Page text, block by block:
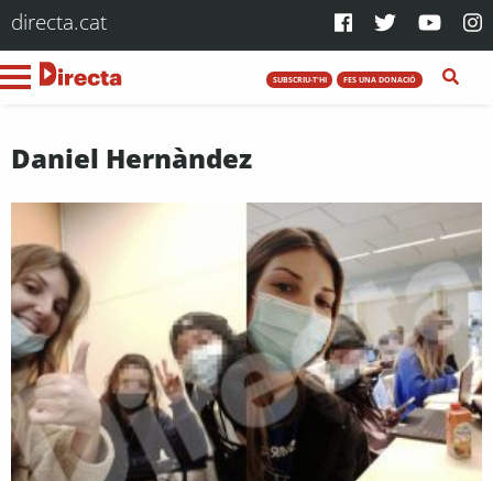
directa.cat
SUBSCRIU-T'HI FES UNA DONACIÓ
Daniel Hernàndez